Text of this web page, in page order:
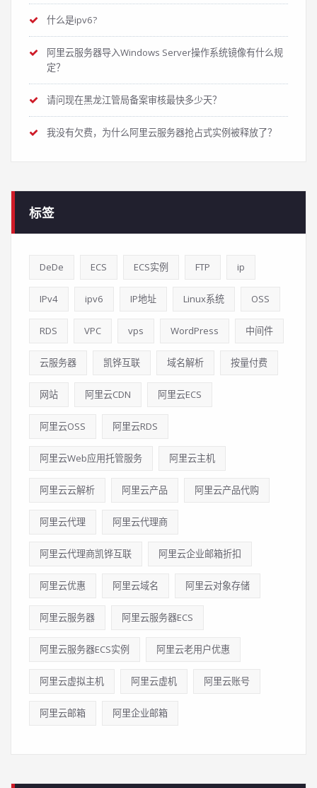
什么是ipv6?
阿里云服务器导入Windows Server操作系统镜像有什么规
定？
请问现在黑龙江管局备案审核最快多少天？
我没有欠费，为什么阿里云服务器抢占式实例被释放了？
标签
DeDe ECS ECS实例 FTP ip
IPv4 ipv6 IP地址 Linux系统 OSS
RDS VPC vps WordPress 中间件
云服务器 凯铧互联 域名解析 按量付费
网站 阿里云CDN 阿里云ECS
阿里云OSS 阿里云RDS
阿里云Web应用托管服务 阿里云主机
阿里云云解析 阿里云产品 阿里云产品代购
阿里云代理 阿里云代理商
阿里云代理商凯铧互联 阿里云企业邮箱折扣
阿里云优惠 阿里云域名 阿里云对象存储
阿里云服务器 阿里云服务器ECS
阿里云服务器ECS实例 阿里云老用户优惠
阿里云虚拟主机 阿里云虚机 阿里云账号
阿里云邮箱 阿里企业邮箱